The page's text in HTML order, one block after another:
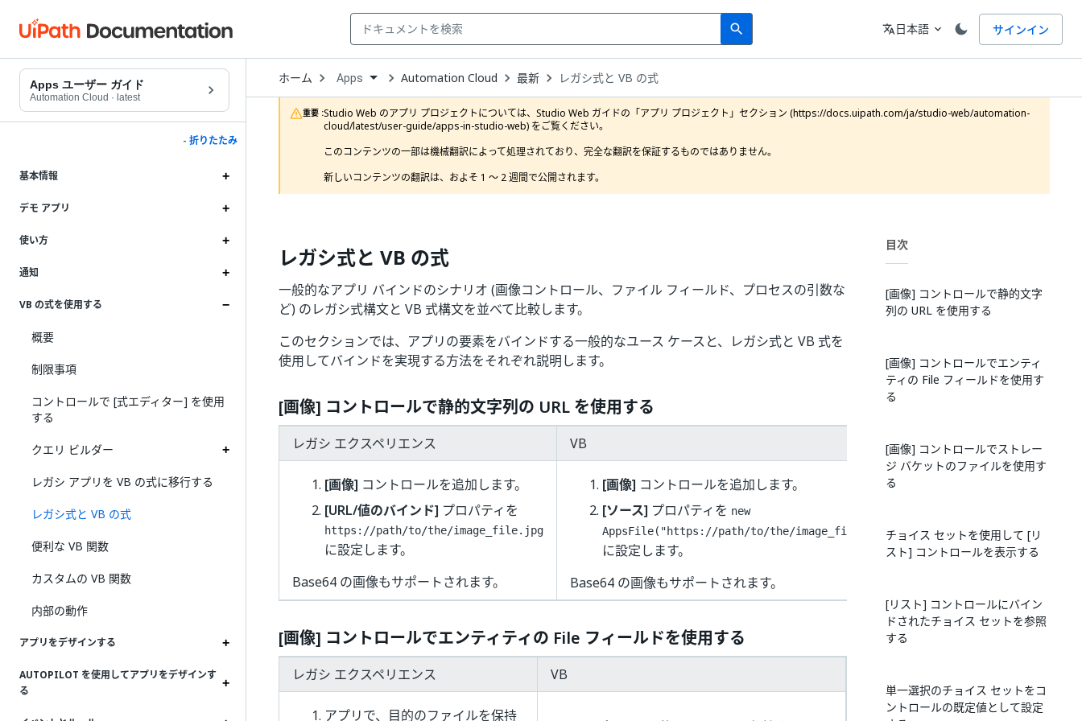
search
Search 言語
translate日本語 expand_more サインイン
Apps ユーザー ガイド
Automation Cloud · latest
- 折りたたみ
基本情報
デモ アプリ
使い方
通知
VB の式を使用する
概要
制限事項
コントロールで [式エディター] を使用
する
クエリ ビルダー
レガシ アプリを VB の式に移行する
レガシ式と VB の式
便利な VB 関数
カスタムの VB 関数
内部の動作
アプリをデザインする
AUTOPILOT を使用してアプリをデザインす
る
ホーム Open
Dropdown
to
choose
product
Apps Automation Cloud 最新 レガシ式と VB の式
重要 :Studio Web のアプリ プロジェクトについては、Studio Web ガイドの「アプリ プロジェクト」セクション (https://docs.uipath.com/ja/studio-web/automation-
cloud/latest/user-guide/apps-in-studio-web) をご覧ください。
このコンテンツの一部は機械翻訳によって処理されており、完全な翻訳を保証するものではありません。
新しいコンテンツの翻訳は、およそ 1 ～ 2 週間で公開されます。
レガシ式と VB の式
一般的なアプリ バインドのシナリオ (画像コントロール、ファイル フィールド、プロセスの引数な
ど) のレガシ式構文と VB 式構文を並べて比較します。
このセクションでは、アプリの要素をバインドする一般的なユース ケースと、レガシ式と VB 式を
使用してバインドを実現する方法をそれぞれ説明します。
[画像] コントロールで静的文字列の URL を使用する
レガシ エクスペリエンス VB
[画像] コントロールを追加します。
[URL/値のバインド] プロパティを
https://path/to/the/image_file.jpg
に設定します。
Base64 の画像もサポートされます。
[画像] コントロールを追加します。
[ソース] プロパティを new
AppsFile("https://path/to/the/image_file.jpg")
に設定します。
Base64 の画像もサポートされます。
[画像] コントロールでエンティティの File フィールドを使用する
レガシ エクスペリエンス VB
アプリで、目的のファイルを保持
目次
[画像] コントロールで静的文字
列の URL を使用する
[画像] コントロールでエンティ
ティの File フィールドを使用す
る
[画像] コントロールでストレー
ジ バケットのファイルを使用す
る
チョイス セットを使用して [リ
スト] コントロールを表示する
[リスト] コントロールにバイン
ドされたチョイス セットを参照
する
単一選択のチョイス セットをコ
ントロールの既定値として設定